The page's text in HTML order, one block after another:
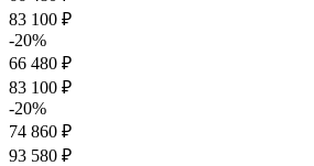
83 100 ₽
-20%
66 480 ₽
83 100 ₽
-20%
74 860 ₽
93 580 ₽